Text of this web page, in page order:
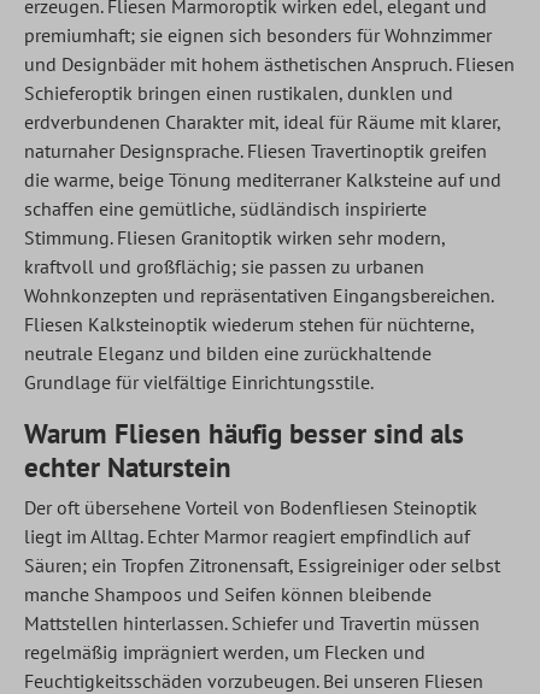
erzeugen. Fliesen Marmoroptik wirken edel, elegant und
premiumhaft; sie eignen sich besonders für Wohnzimmer
und Designbäder mit hohem ästhetischen Anspruch. Fliesen
Schieferoptik bringen einen rustikalen, dunklen und
erdverbundenen Charakter mit, ideal für Räume mit klarer,
naturnaher Designsprache. Fliesen Travertinoptik greifen
die warme, beige Tönung mediterraner Kalksteine auf und
schaffen eine gemütliche, südländisch inspirierte
Stimmung. Fliesen Granitoptik wirken sehr modern,
kraftvoll und großflächig; sie passen zu urbanen
Wohnkonzepten und repräsentativen Eingangsbereichen.
Fliesen Kalksteinoptik wiederum stehen für nüchterne,
neutrale Eleganz und bilden eine zurückhaltende
Grundlage für vielfältige Einrichtungsstile.
Warum Fliesen häufig besser sind als
echter Naturstein
Der oft übersehene Vorteil von Bodenfliesen Steinoptik
liegt im Alltag. Echter Marmor reagiert empfindlich auf
Säuren; ein Tropfen Zitronensaft, Essigreiniger oder selbst
manche Shampoos und Seifen können bleibende
Mattstellen hinterlassen. Schiefer und Travertin müssen
regelmäßig imprägniert werden, um Flecken und
Feuchtigkeitsschäden vorzubeugen. Bei unseren Fliesen